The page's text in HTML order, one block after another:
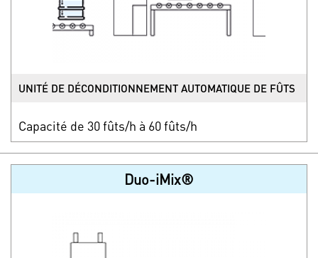
UNITÉ DE DÉCONDITIONNEMENT AUTOMATIQUE DE FÛTS
Capacité de 30 fûts/h à 60 fûts/h
Duo-iMix®